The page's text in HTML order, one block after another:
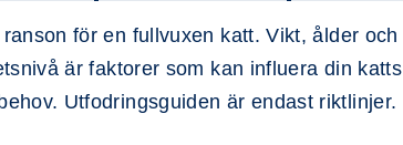
för en fullvuxen katt. Vikt, ålder och
är faktorer som kan influera din katts
Utfodringsguiden är endast riktlinjer.